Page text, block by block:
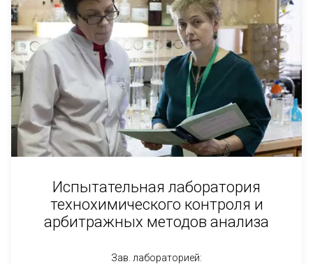
Испытательная лаборатория
технохимического контроля и
арбитражных методов анализа
Зав. лабораторией: